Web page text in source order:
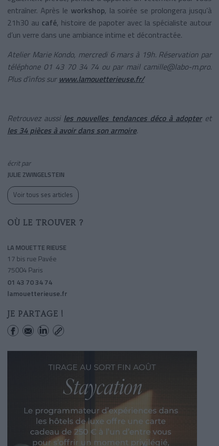
entraîner. Après le workshop, la soirée se prolongera jusqu’à
21h30 au café, histoire de papoter avec la spécialiste autour
d’un verre dans une ambiance intime et décontractée.
Atelier Marie Kondo, mercredi 6 mars à 19h. Réservation par
téléphone 01 43 70 34 74 ou par mail camille@labo-m.pro.
Plus d’infos sur www.lamouetterieuse.fr/
Retrouvez aussi les nouvelles tendances déco à adopteret
les 34 pièces à avoir dans son armoire.
écrit par
JULIE ZWINGELSTEIN
Voir tous ses articles
OÙ LE TROUVER ?
LA MOUETTE RIEUSE
17 bis rue Pavée
75004 Paris
01 43 70 34 74
lamouetterieuse.fr
JE PARTAGE !